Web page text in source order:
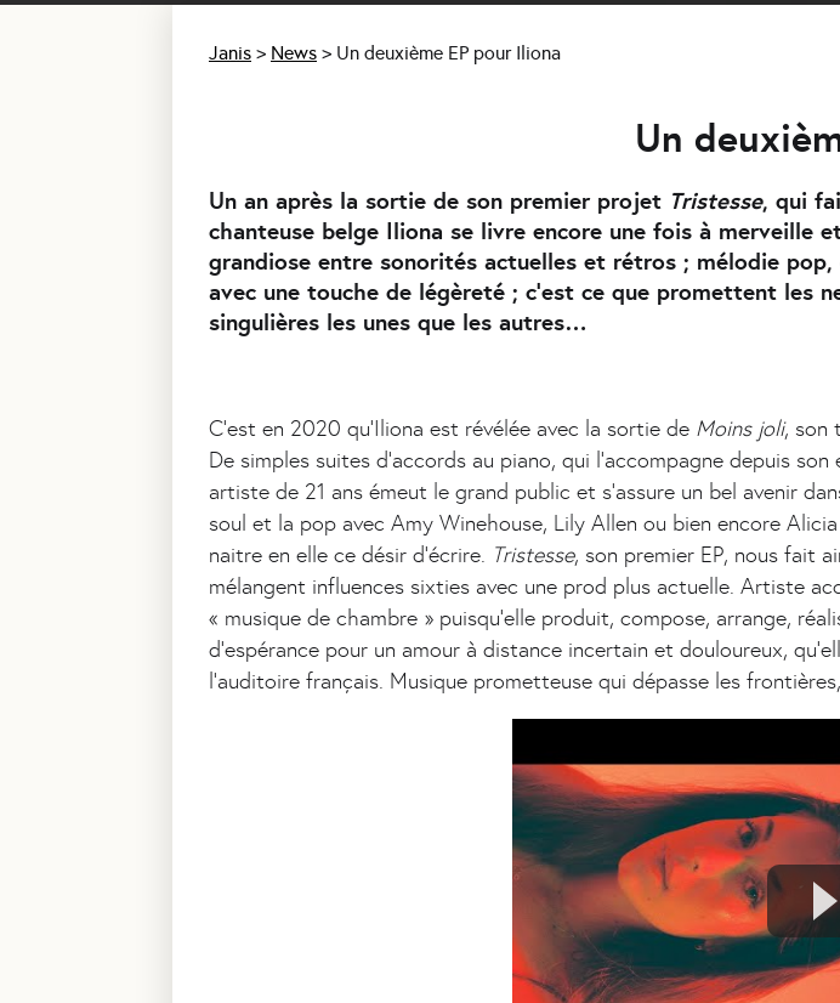
Janis > News > Un deuxième EP pour Iliona
Un deuxième
Un an après la sortie de son premier projet Tristesse, qui
chanteuse belge Iliona se livre encore une fois à merveille
grandiose entre sonorités actuelles et rétros ; mélodie
avec une touche de légèreté ; c’est ce que promettent les
singulières les unes que les autres…
C’est en 2020 qu’Iliona est révélée avec la sortie de Moins joli, son
De simples suites d’accords au piano, qui l’accompagne depuis
artiste de 21 ans émeut le grand public et s’assure un bel avenir
soul et la pop avec Amy Winehouse, Lily Allen ou bien encore
naitre en elle ce désir d’écrire. Tristesse, son premier EP, nous fait
mélangent influences sixties avec une prod plus actuelle. Artiste
« musique de chambre » puisqu’elle produit, compose, arrange,
d’espérance pour un amour à distance incertain et douloureux,
l’auditoire français. Musique prometteuse qui dépasse les